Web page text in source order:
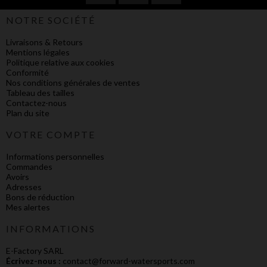
NOTRE SOCIÉTÉ
Livraisons & Retours
Mentions légales
Politique relative aux cookies
Conformité
Nos conditions générales de ventes
Tableau des tailles
Contactez-nous
Plan du site
VOTRE COMPTE
Informations personnelles
Commandes
Avoirs
Adresses
Bons de réduction
Mes alertes
INFORMATIONS
E-Factory SARL
Écrivez-nous : contact@forward-watersports.com